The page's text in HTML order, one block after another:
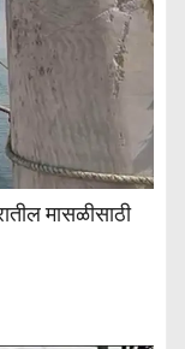
मासळीसाठी